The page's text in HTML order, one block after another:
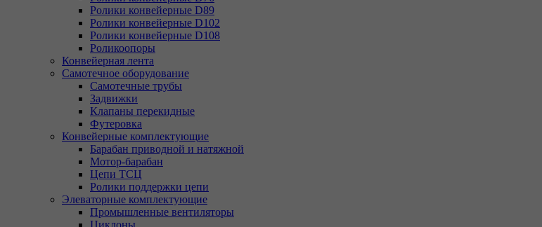
Ролики конвейерные D89
Ролики конвейерные D102
Ролики конвейерные D108
Роликоопоры
Конвейерная лента
Самотечное оборудование
Самотечные трубы
Задвижки
Клапаны перекидные
Футеровка
Конвейерные комплектующие
Барабан приводной и натяжной
Мотор-барабан
Цепи ТСЦ
Ролики поддержки цепи
Элеваторные комплектующие
Промышленные вентиляторы
Циклоны